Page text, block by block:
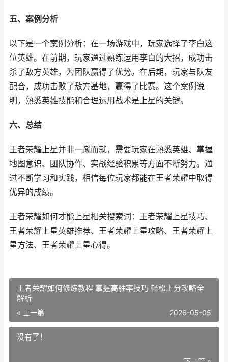
五、案例分析
以下是一个案例分析：在一场游戏中，玩家选择了李白这
位英雄。在前期，玩家通过熟练运用李白的大招，成功击
杀了敌方英雄，为团队赢得了优势。在后期，玩家与队友
配合，成功击败了敌方基地，赢得了比赛。这个案例说
明，熟悉英雄技能和合理运用战术是上星的关键。
六、总结
王者荣耀上星并非一蹴而就，需要玩家在熟悉英雄、掌握
地图意识、团队协作、实战经验积累等方面不断努力。通
过不断学习和实践，相信每位玩家都能在王者荣耀中取得
优异的成绩。
王者荣耀如何才能上星相关搜索词：王者荣耀上星技巧、
王者荣耀上星英雄推荐、王者荣耀上星攻略、王者荣耀上
星方法、王者荣耀上星心得。
王者荣耀如何修炼教程 掌握高胜率技巧 轻松上分攻略全
解析
« 上一篇 2026-05-05
没有了！